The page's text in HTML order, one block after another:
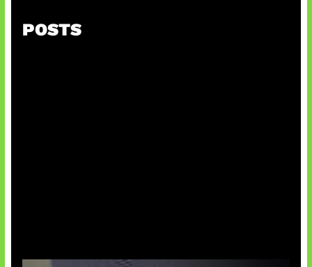
POSTS